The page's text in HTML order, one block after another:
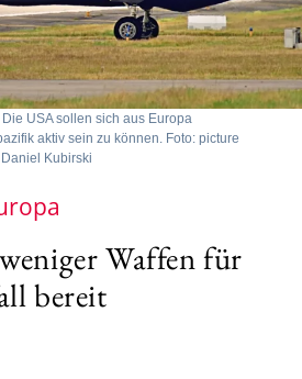
USA sollen sich aus Europa
aktiv sein zu können. Foto: picture
Kubirski
Waffen für
bereit